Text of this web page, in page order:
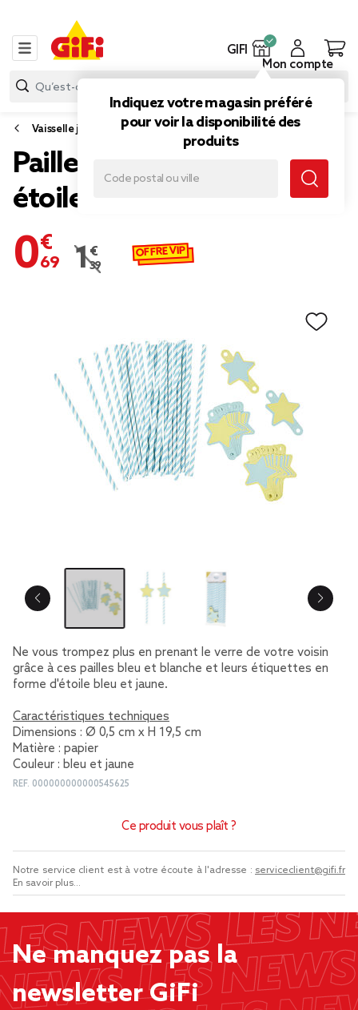
GIFI
Indiquez votre magasin préféré
pour voir la disponibilité des
produits
Mon compte
Vaisselle jetable et réutilisable
Paille bleu et étiquette
étoile en papier x 24
0,69 €
Prix remisé de 1,39 € à 0,69 €
1,39 € OFFRE VIP
Ne vous trompez plus en prenant le verre de votre voisin
grâce à ces pailles bleu et blanche et leurs étiquettes en
forme d'étoile bleu et jaune.
Caractéristiques techniques
Dimensions : Ø 0,5 cm x H 19,5 cm
Matière : papier
Couleur : bleu et jaune
REF. 000000000000545625
Ce produit vous plaît ?
Notre service client est à votre écoute à l'adresse : serviceclient@gifi.fr
En savoir plus...
Ne manquez pas la
newsletter GiFi